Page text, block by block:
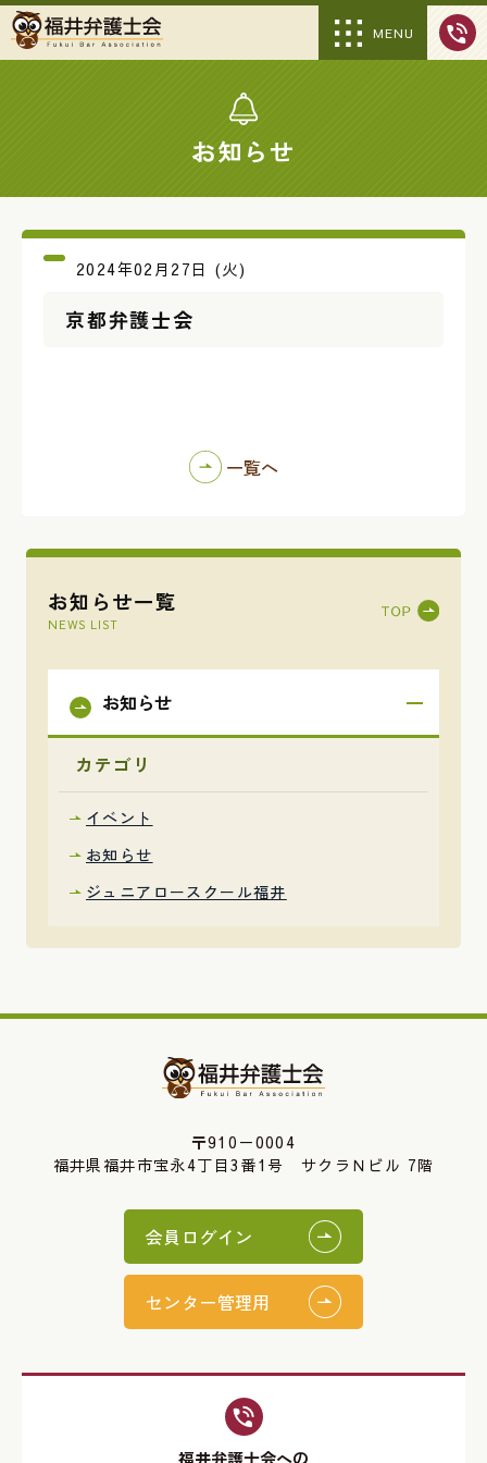
MENU
お知らせ
お知らせ一覧
NEWS LIST
お知らせ
カテゴリ
イベント
お知らせ
ジュニアロースクール福井
2024年02月27日 (火)
京都弁護士会
一覧へ
〒910－0004
福井県福井市宝永4丁目3番1号 サクラＮビル 7階
会員ログイン
センター管理用
福井弁護士会への